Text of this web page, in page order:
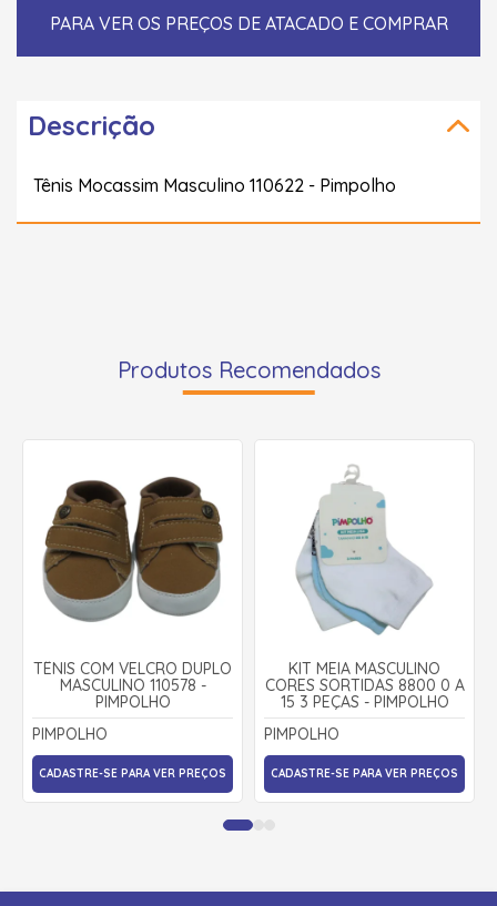
PARA VER OS PREÇOS DE ATACADO E COMPRAR
Descrição
Tênis Mocassim Masculino 110622 - Pimpolho
Produtos Recomendados
TÊNIS COM VELCRO DUPLO
MASCULINO 110578 -
PIMPOLHO
PIMPOLHO
CADASTRE-SE PARA VER PREÇOS
KIT MEIA MASCULINO
CORES SORTIDAS 8800 0 A
15 3 PEÇAS - PIMPOLHO
PIMPOLHO
CADASTRE-SE PARA VER PREÇOS